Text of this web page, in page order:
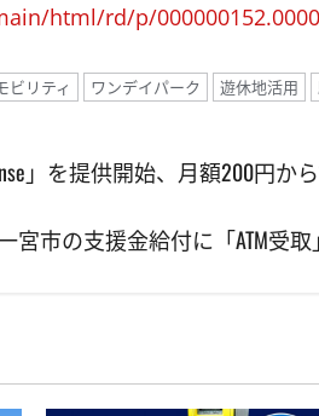
html/rd/p/
ビリティ ワンデイパーク 遊休地活用
」を提供開始、月額200円か
宮市の支援金給付に「ATM受